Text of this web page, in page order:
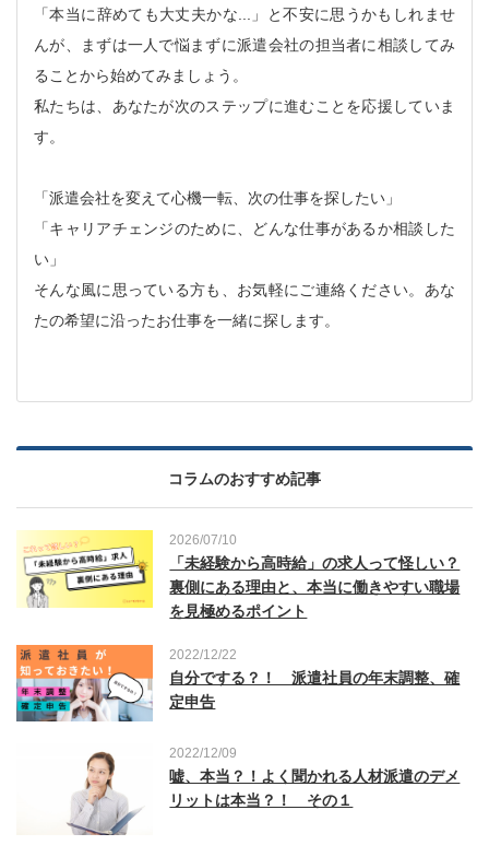
「本当に辞めても大丈夫かな...」と不安に思うかもしれませ
んが、まずは一人で悩まずに派遣会社の担当者に相談してみ
ることから始めてみましょう。
私たちは、あなたが次のステップに進むことを応援していま
す。
「派遣会社を変えて心機一転、次の仕事を探したい」
「キャリアチェンジのために、どんな仕事があるか相談した
い」
そんな風に思っている方も、お気軽にご連絡ください。あな
たの希望に沿ったお仕事を一緒に探します。
コラムのおすすめ記事
2026/07/10
「未経験から高時給」の求人って怪しい？
裏側にある理由と、本当に働きやすい職場
を見極めるポイント
2022/12/22
自分でする？！ 派遣社員の年末調整、確
定申告
2022/12/09
嘘、本当？！よく聞かれる人材派遣のデメ
リットは本当？！ その１